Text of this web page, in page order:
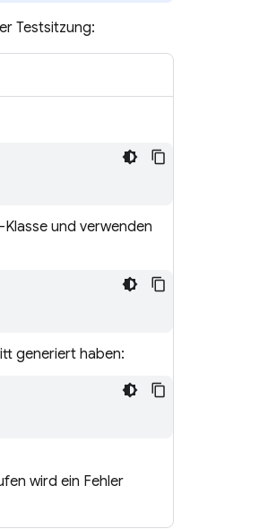
Testsitzung:
-Klasse und verwenden
generiert haben:
wird ein Fehler